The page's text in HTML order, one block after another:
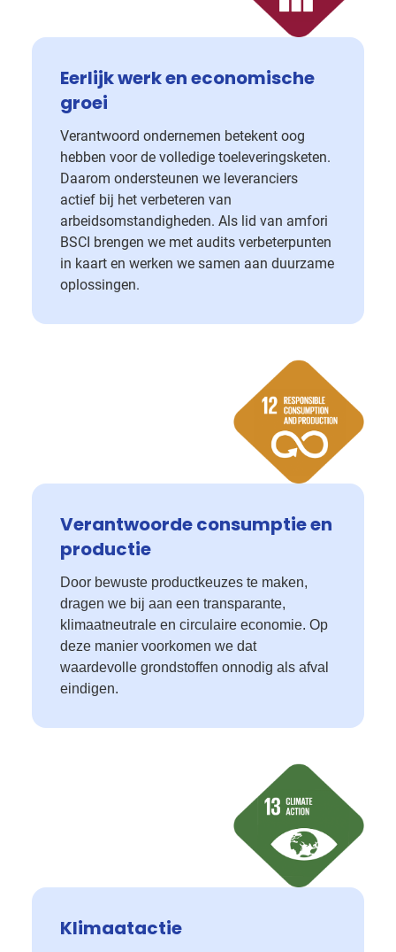
Eerlijk werk en economische
groei
Verantwoord ondernemen betekent oog
hebben voor de volledige toeleveringsketen.
Daarom ondersteunen we leveranciers
actief bij het verbeteren van
arbeidsomstandigheden. Als lid van amfori
BSCI brengen we met audits verbeterpunten
in kaart en werken we samen aan duurzame
oplossingen.
Verantwoorde consumptie en
productie
Door bewuste productkeuzes te maken,
dragen we bij aan een transparante,
klimaatneutrale en circulaire economie. Op
deze manier voorkomen we dat
waardevolle grondstoffen onnodig als afval
eindigen.
Klimaatactie